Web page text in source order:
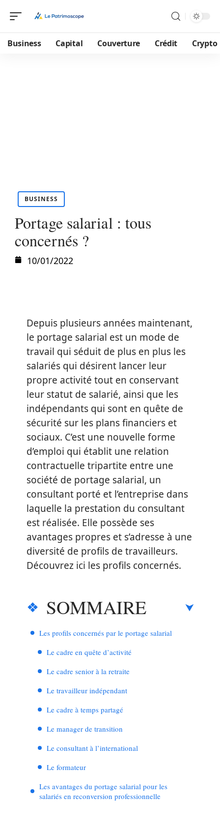
Business Capital Couverture Crédit Crypto
BUSINESS
Portage salarial : tous
concernés ?
10/01/2022
Depuis plusieurs années maintenant,
le portage salarial est un mode de
travail qui séduit de plus en plus les
salariés qui désirent lancer leur
propre activité tout en conservant
leur statut de salarié, ainsi que les
indépendants qui sont en quête de
sécurité sur les plans financiers et
sociaux. C’est une nouvelle forme
d’emploi qui établit une relation
contractuelle tripartite entre une
société de portage salarial, un
consultant porté et l’entreprise dans
laquelle la prestation du consultant
est réalisée. Elle possède ses
avantages propres et s’adresse à une
diversité de profils de travailleurs.
Découvrez ici les profils concernés.
SOMMAIRE
Les profils concernés par le portage salarial
Le cadre en quête d’activité
Le cadre senior à la retraite
Le travailleur indépendant
Le cadre à temps partagé
Le manager de transition
Le consultant à l’international
Le formateur
Les avantages du portage salarial pour les
salariés en reconversion professionnelle